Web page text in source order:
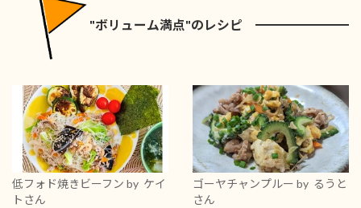
"ボリューム満点"のレシピ
低フォド焼きビーフン by ケイ
トさん
ゴーヤチャンプルー by るうと
さん